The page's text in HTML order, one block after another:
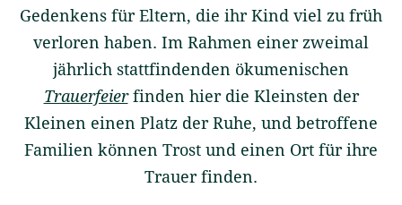
Gedenkens für Eltern, die ihr Kind viel zu früh
verloren haben. Im Rahmen einer zweimal
jährlich stattfindenden ökumenischen
Trauerfeierfinden hier die Kleinsten der
Kleinen einen Platz der Ruhe, und betroffene
Familien können Trost und einen Ort für ihre
Trauer finden.